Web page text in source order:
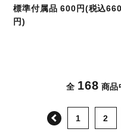
標準付属品 600円(税込660
円)
全 168 商品
1 2